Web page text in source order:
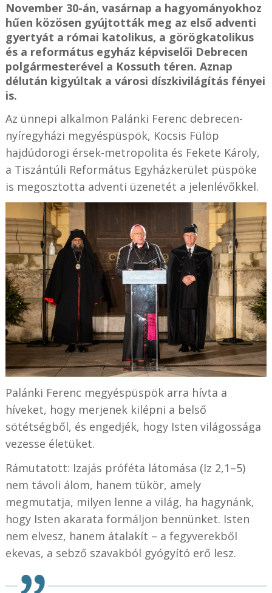
November 30-án, vasárnap a hagyományokhoz
hűen közösen gyújtották meg az első adventi
gyertyát a római katolikus, a görögkatolikus
és a református egyház képviselői Debrecen
polgármesterével a Kossuth téren. Aznap
délután kigyúltak a városi díszkivilágítás fényei
is.
Az ünnepi alkalmon Palánki Ferenc debrecen-
nyíregyházi megyéspüspök, Kocsis Fülöp
hajdúdorogi érsek-metropolita és Fekete Károly,
a Tiszántúli Református Egyházkerület püspöke
is megosztotta adventi üzenetét a jelenlévőkkel.
Palánki Ferenc megyéspüspök arra hívta a
híveket, hogy merjenek kilépni a belső
sötétségből, és engedjék, hogy Isten világossága
vezesse életüket.
Rámutatott: Izajás próféta látomása (Iz 2,1–5)
nem távoli álom, hanem tükör, amely
megmutatja, milyen lenne a világ, ha hagynánk,
hogy Isten akarata formáljon bennünket. Isten
nem elvesz, hanem átalakít – a fegyverekből
ekevas, a sebző szavakból gyógyító erő lesz.